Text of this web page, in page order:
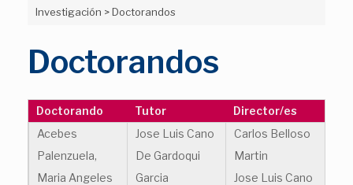
Investigación >Doctorandos
Doctorandos
Doctorando Tutor
Director/es
Acebes
Palenzuela,
Maria Angeles
Jose Luis Cano
De Gardoqui
Garcia
Carlos Belloso
Martin
Jose Luis Cano